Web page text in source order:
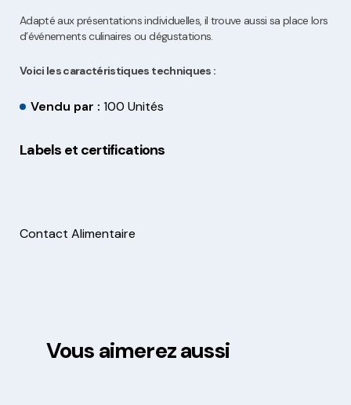
Adapté aux présentations individuelles, il trouve aussi sa place lors
d’événements culinaires ou dégustations.
Voici les caractéristiques techniques :
Vendu par : 100 Unités
Labels et certifications
Contact Alimentaire
Vous aimerez aussi